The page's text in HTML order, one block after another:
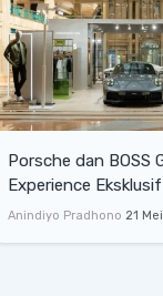
Porsche dan BOSS
Experience
Senayan, Hadirkan
Anindiyo Pradhono 21